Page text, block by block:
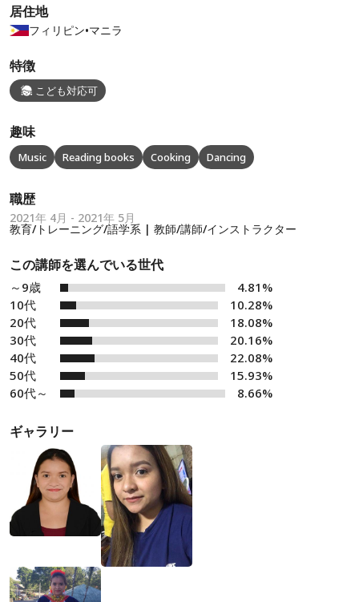
居住地
フィリピン•マニラ
特徴
こども対応可
趣味
Music Reading books Cooking Dancing
職歴
2021年 4月 - 2021年 5月
教育/トレーニング/語学系 | 教師/講師/インストラクター
この講師を選んでいる世代
～9歳
4.81%
10代
10.28%
20代
18.08%
30代
20.16%
40代
22.08%
50代
15.93%
60代～
8.66%
ギャラリー